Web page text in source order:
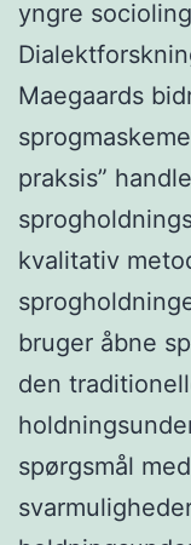
yngre
Maegaards
praksis”
kvalitativ
bruger åbne
den
spørgsmål